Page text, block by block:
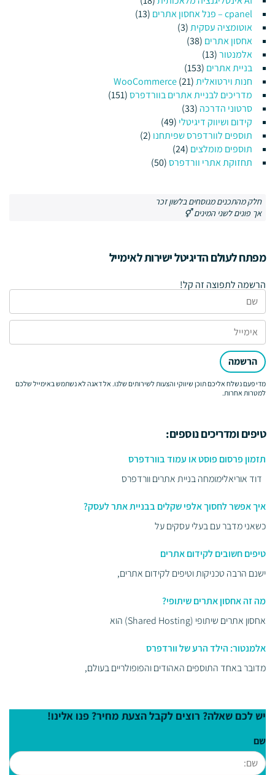
cpanel – פנל אחסון אתרים
(13)
אוטומציה עסקית(3)
אחסון אתרים(38)
אלמנטור(13)
בניית אתרים(153)
חנות וירטואלית WooCommerce(21)
מדריכים לבניית אתרים בוורדפרס(151)
סרטוני הדרכה(33)
קידום ושיווק דיגיטלי(49)
תוספים לוורדפרס שפיתחנו(2)
תוספים מומלצים(24)
תחזוקת אתרי וורדפרס(50)
חלק מהתכנים מנוסחים בלשון זכר
אך פונים לשני המינים ⚥
מפתח לעולם הדיגיטל ישירות לאימייל
הרשמה לתפוצה זה קל!
הרשמה
מדי פעם נשלח אליכם תוכן שיווקי והצעות לשירותים שלנו. אל דאגה לא נשתמש באימייל שלכם
למטרות אחרות.
טיפים ומדריכים נוספים:
תזמון פרסום פוסט או עמוד בוורדפרס
דוד אוריאלימומחה בניית אתרים וורדפרס
איך אפשר לחסוך אלפי שקלים בבניית אתר לעסק?
כשאני מדבר עם בעלי עסקים על
טיפים חשובים לקידום אתרים
ישנם הרבה טכניקות וטיפים לקידום אתרים,
מה זה אחסון אתרים שיתופי?
אחסון אתרים שיתופי (Shared Hosting) הוא
אלמנטור: הילד הרע של וורדפרס
מדובר באחד התוספים האהודים והפופולריים בעולם,
יש לכם שאלה? רוצים לקבל הצעת מחיר? פנו אלינו!
שם